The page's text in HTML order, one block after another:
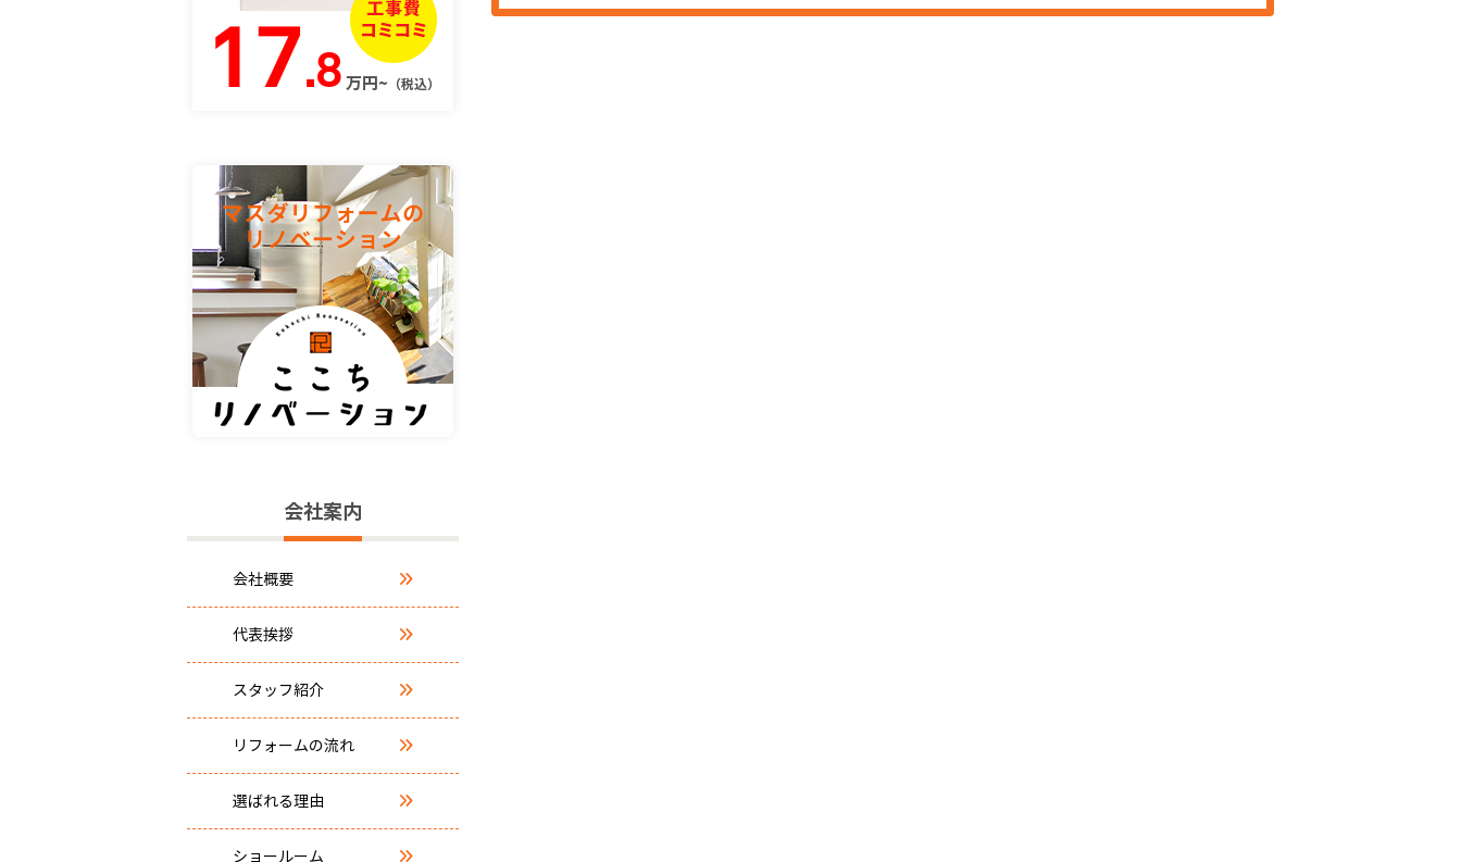
17.8 万円~ （税込）
会社案内
会社概要
代表挨拶
スタッフ紹介
リフォームの流れ
選ばれる理由
ショールーム